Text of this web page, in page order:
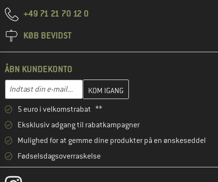
+49 71 21 70 12 0
KØB BEVIDST
ÅBN KUNDEKONTO
E-mail-adresse
Indtast din e-mailadresse her, og opret i næste trin din
5 euro i velkomstrabat **
Eksklusiv adgang til rabatkampagner
Mulighed for at gemme dine produkter på en ønskeseddel
Fødselsdagsoverraskelse